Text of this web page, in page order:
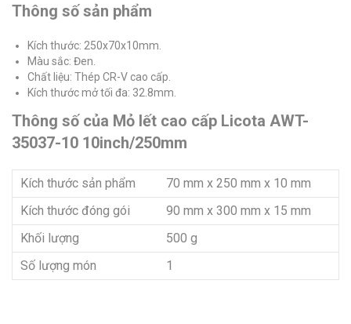
Thông số sản phẩm
Kích thước: 250x70x10mm.
Màu sắc: Đen.
Chất liệu: Thép CR-V cao cấp.
Kích thước mở tối đa: 32.8mm.
Thông số của Mỏ lết cao cấp Licota AWT-
35037-10 10inch/250mm
Kích thước sản phẩm
70 mm x 250 mm x 10 mm
Kích thước đóng gói
90 mm x 300 mm x 15 mm
Khối lượng
500 g
Số lượng món
1